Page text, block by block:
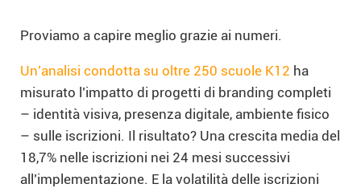
Proviamo a capire meglio grazie ai numeri.
Un’analisi condotta su oltre 250 scuole K12 ha
misurato l’impatto di progetti di branding completi
– identità visiva, presenza digitale, ambiente fisico
– sulle iscrizioni. Il risultato? Una crescita media del
18,7% nelle iscrizioni nei 24 mesi successivi
all’implementazione. E la volatilità delle iscrizioni